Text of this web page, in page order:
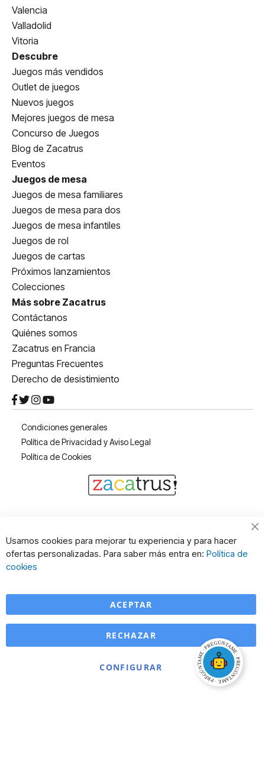
Valencia
Valladolid
Vitoria
Descubre
Juegos más vendidos
Outlet de juegos
Nuevos juegos
Mejores juegos de mesa
Concurso de Juegos
Blog de Zacatrus
Eventos
Juegos de mesa
Juegos de mesa familiares
Juegos de mesa para dos
Juegos de mesa infantiles
Juegos de rol
Juegos de cartas
Próximos lanzamientos
Colecciones
Más sobre Zacatrus
Contáctanos
Quiénes somos
Zacatrus en Francia
Preguntas Frecuentes
Derecho de desistimiento
Condiciones generales
Política de Privacidad y Aviso Legal
Política de Cookies
Usamos cookies para mejorar tu experiencia y para hacer
ofertas personalizadas. Para saber más entra en: Política de
cookies
ACEPTAR
CONFIGURAR
RECHAZAR